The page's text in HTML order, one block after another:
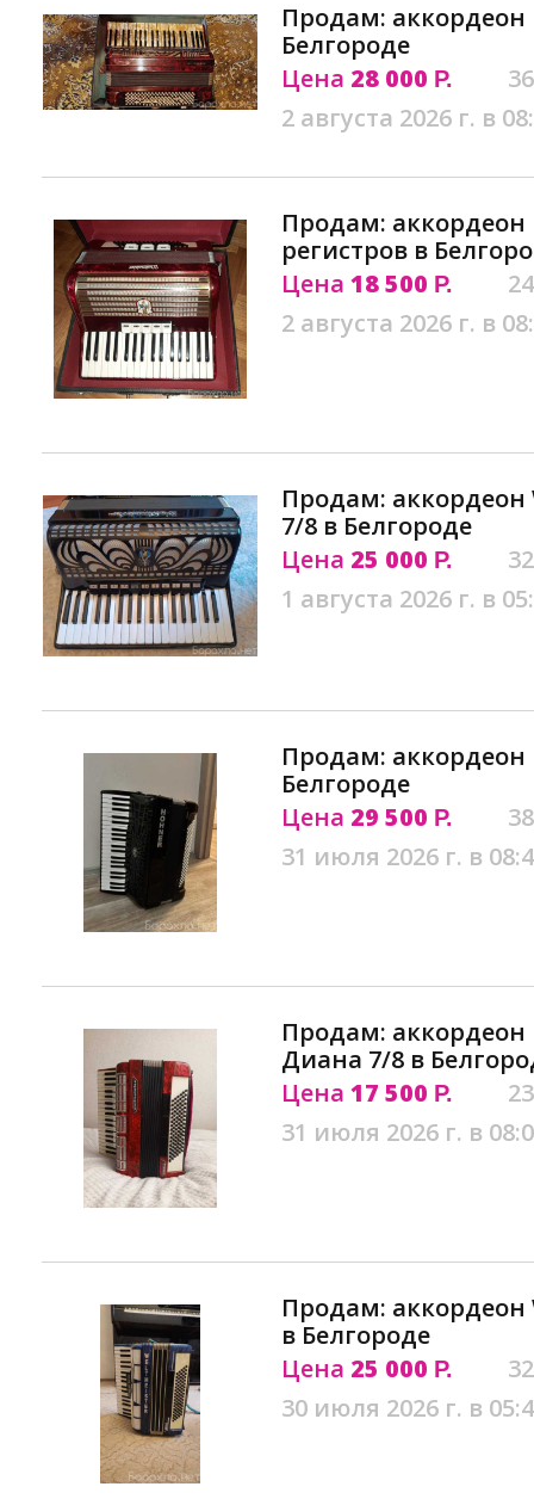
Продам: аккордеон
Белгороде
Цена 28 000 Р.
2 августа 2026 г. в
Продам: аккордеон
регистров в
Цена 18 500 Р.
2 августа 2026 г. в
Продам: аккордеон
7/8 в Белгороде
Цена 25 000 Р.
1 августа 2026 г. в
Продам: аккордеон
Белгороде
Цена 29 500 Р.
31 июля 2026 г. в
Продам: аккордеон
Диана 7/8 в
Цена 17 500 Р.
31 июля 2026 г. в
Продам: аккордеон
в Белгороде
Цена 25 000 Р.
30 июля 2026 г. в